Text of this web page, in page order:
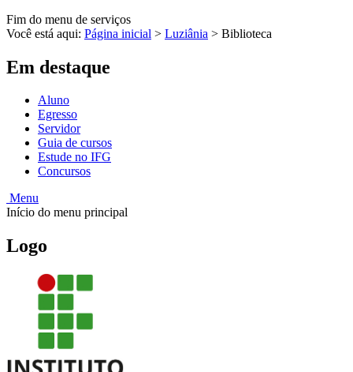
Fim do menu de serviços
Você está aqui: Página inicial > Luziânia > Biblioteca
Em destaque
Aluno
Egresso
Servidor
Guia de cursos
Estude no IFG
Concursos
Menu
Início do menu principal
Logo